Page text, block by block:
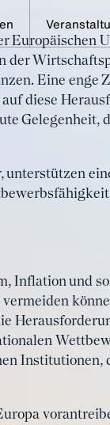
Europäischen
Eine enge
diese
Gelegenheit,
Inflation und